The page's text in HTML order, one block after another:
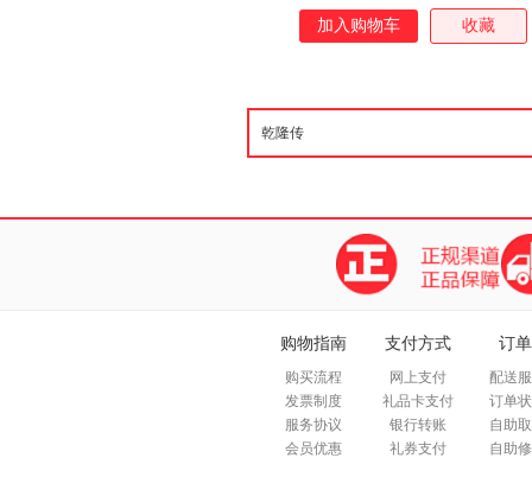
加入购物车 收藏
购物指南
购买流程
发票制度
服务协议
会员优惠
支付方式
网上支付
礼品卡支付
银行转账
礼券支付
订
配送
订单
自助
自助